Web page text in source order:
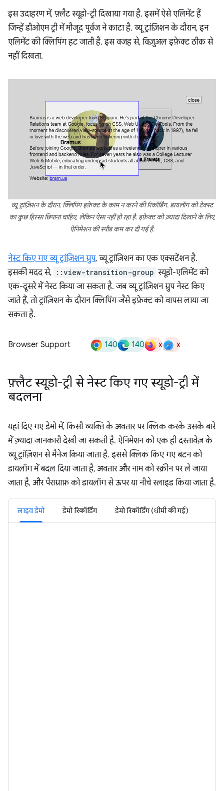
इस उदाहरण में, फ़्लैट स्यूडो-ट्री दिखाया गया है. इसमें ऐसे एलिमेंट हैं
जिन्हें डीओएम ट्री में मौजूद पूर्वज ने काटा है. व्यू ट्रांज़िशन के दौरान, इन
एलिमेंट की क्लिपिंग हट जाती है. इस वजह से, विज़ुअल इफ़ेक्ट ठीक से
नहीं दिखता.
व्यू ट्रांज़िशन के दौरान, क्लिपिंग इफ़ेक्ट के काम न करने की रिकॉर्डिंग. डायलॉग को टेक्स्ट
का कुछ हिस्सा छिपाना चाहिए, लेकिन ऐसा नहीं हो रहा है. इफ़ेक्ट को ज़्यादा दिखाने के लिए,
ऐनिमेशन की स्पीड कम कर दी गई है.
नेस्ट किए गए व्यू ट्रांज़िशन ग्रुप, व्यू ट्रांज़िशन का एक एक्सटेंशन है.
इसकी मदद से, ::view-transition-group स्यूडो-एलिमेंट को
एक-दूसरे में नेस्ट किया जा सकता है. जब व्यू ट्रांज़िशन ग्रुप नेस्ट किए
जाते हैं, तो ट्रांज़िशन के दौरान क्लिपिंग जैसे इफ़ेक्ट को वापस लाया जा
सकता है.
Browser Support 140 140 x x
फ़्लैट स्यूडो-ट्री से नेस्ट किए गए स्यूडो-ट्री में
बदलना
यहां दिए गए डेमो में, किसी व्यक्ति के अवतार पर क्लिक करके उसके बारे
में ज़्यादा जानकारी देखी जा सकती है. ऐनिमेशन को एक ही दस्तावेज़ के
व्यू ट्रांज़िशन से मैनेज किया जाता है. इससे क्लिक किए गए बटन को
डायलॉग में बदल दिया जाता है, अवतार और नाम को स्क्रीन पर ले जाया
जाता है, और पैराग्राफ़ को डायलॉग से ऊपर या नीचे स्लाइड किया जाता है.
लाइव डेमो डेमो रिकॉर्डिंग डेमो रिकॉर्डिंग (धीमी की गई)